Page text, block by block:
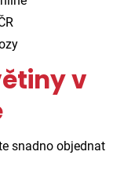
v
snadno objednat